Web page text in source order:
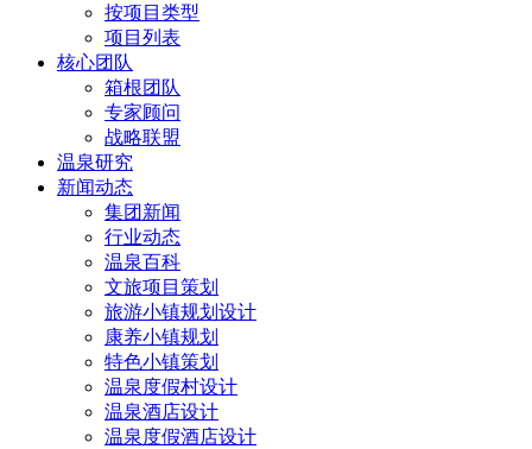
按项目类型
项目列表
核心团队
箱根团队
专家顾问
战略联盟
温泉研究
新闻动态
集团新闻
行业动态
温泉百科
文旅项目策划
旅游小镇规划设计
康养小镇规划
特色小镇策划
温泉度假村设计
温泉酒店设计
温泉度假酒店设计